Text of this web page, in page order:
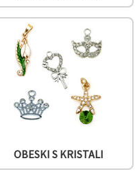
OBESKI S KRISTALI